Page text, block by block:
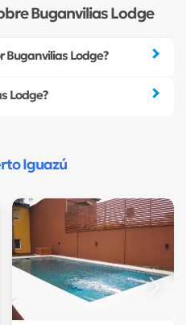
Buganvilias Lodge
Buganvilias Lodge?
Lodge?
Iguazú